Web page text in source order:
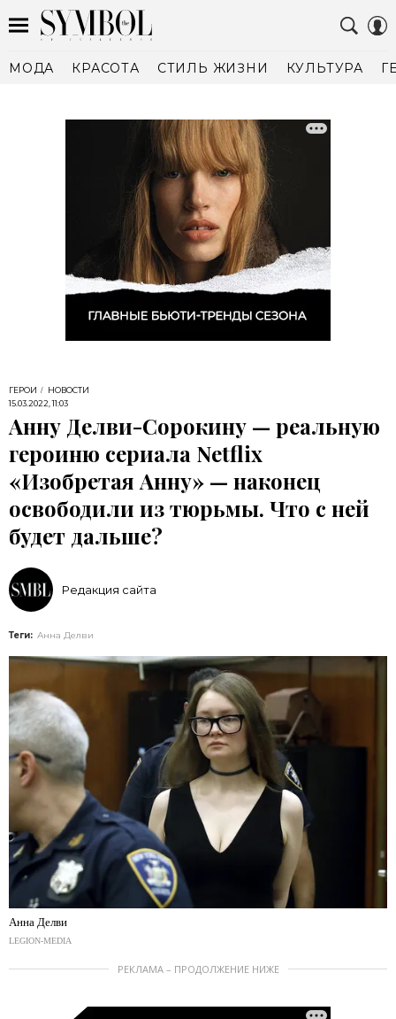
МОДА КРАСОТА СТИЛЬ ЖИЗНИ КУЛЬТУРА
ГЕРОИ
НОВОСТИ
15.03.2022, 11:03
Анну Делви-Сорокину — реальную
героиню сериала Netflix
«Изобретая Анну» — наконец
освободили из тюрьмы. Что с ней
будет дальше?
Редакция сайта
Теги: Анна Делви
Анна Делви
LEGION-MEDIA
РЕКЛАМА – ПРОДОЛЖЕНИЕ НИЖЕ